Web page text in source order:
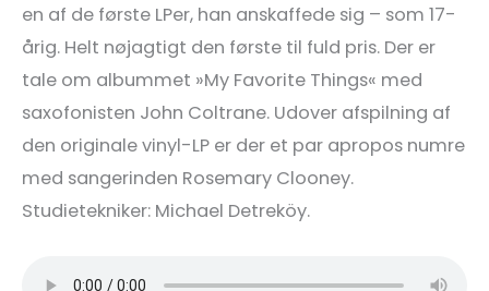
en af de første LPer, han anskaffede sig – som 17-
årig. Helt nøjagtigt den første til fuld pris. Der er
tale om albummet »My Favorite Things« med
saxofonisten John Coltrane. Udover afspilning af
den originale vinyl-LP er der et par apropos numre
med sangerinden Rosemary Clooney.
Studietekniker: Michael Detreköy.